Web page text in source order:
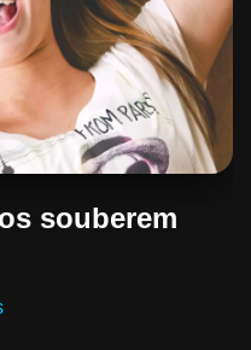
souberem